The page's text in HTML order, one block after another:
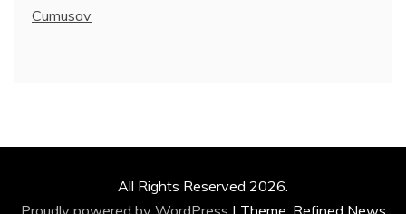
Cumusav
All Rights Reserved 2026.
Proudly powered by WordPress | Theme: Refined News